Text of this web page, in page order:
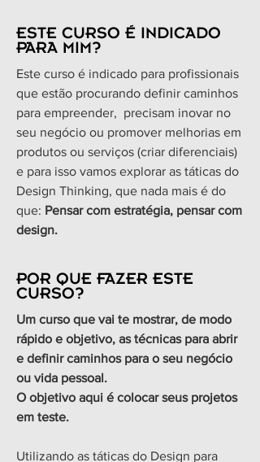
ESTE CURSO É INDICADO
PARA MIM?
Este curso é indicado para profissionais
que estão procurando definir caminhos
para empreender, precisam inovar no
seu negócio ou promover melhorias em
produtos ou serviços (criar diferenciais)
e para isso vamos explorar as táticas do
Design Thinking, que nada mais é do
que: Pensar com estratégia, pensar com
design.
POR QUE FAZER ESTE
CURSO?
Um curso que vai te mostrar, de modo
rápido e objetivo, as técnicas para abrir
e definir caminhos para o seu negócio
ou vida pessoal.
O objetivo aqui é colocar seus projetos
em teste.
Utilizando as táticas do Design para